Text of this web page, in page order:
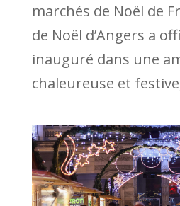
marchés de Noël de
de Noël d’Angers a
inauguré dans une
chaleureuse et